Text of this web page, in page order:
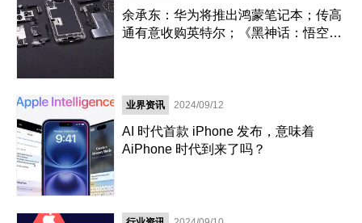
余承东：华为将推出鸿蒙笔记本；传高
通有意收购英特尔；《黑神话：悟空》
业界资讯 2024/09/12
AI 时代首款 iPhone 发布，意味着
AiPhone 时代到来了吗？